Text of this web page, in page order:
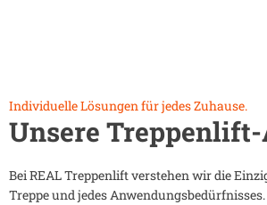
Individuelle Lösungen für jedes Zuhause.
Unsere
Bei REAL Treppenlift verstehen wir die
Treppe und jedes